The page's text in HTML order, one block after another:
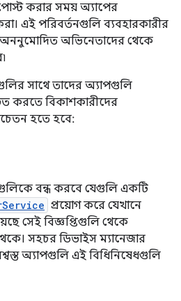
করার সময় অ্যাপের
এই পরিবর্তনগুলি ব্যবহারকারীর
অভিনেতাদের থেকে
সাথে তাদের অ্যাপগুলি
করতে বিকাশকারীদের
হতে হবে:
বন্ধ করবে যেগুলি একটি
প্রয়োগ করে যেখানে
সেই বিজ্ঞপ্তিগুলি থেকে
সহচর ডিভাইস ম্যানেজার
অ্যাপগুলি এই বিধিনিষেধগুলি